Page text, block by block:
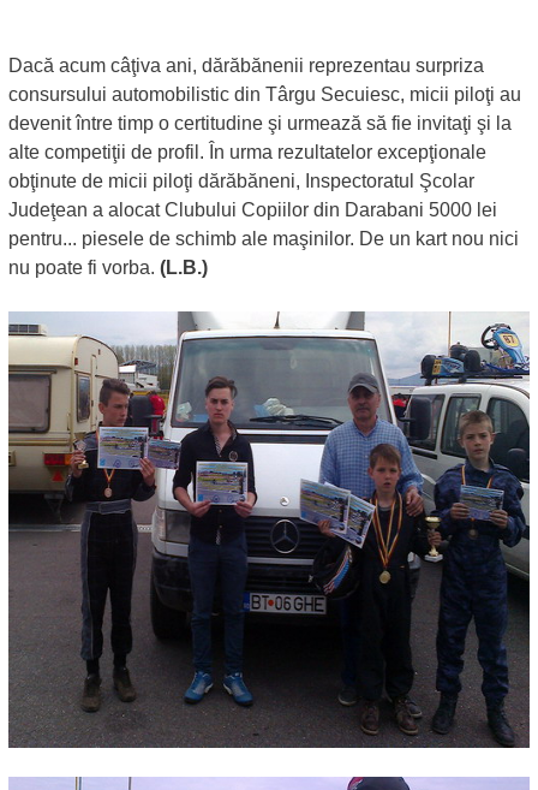
Dacă acum câţiva ani, dărăbănenii reprezentau surpriza
consursului automobilistic din Târgu Secuiesc, micii piloţi au
devenit între timp o certitudine şi urmează să fie invitaţi şi la
alte competiţii de profil. În urma rezultatelor excepţionale
obţinute de micii piloţi dărăbăneni, Inspectoratul Şcolar
Judeţean a alocat Clubului Copiilor din Darabani 5000 lei
pentru... piesele de schimb ale maşinilor. De un kart nou nici
nu poate fi vorba. (L.B.)